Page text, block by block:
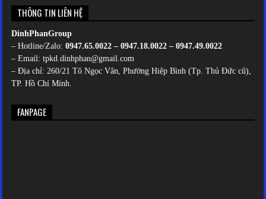
THÔNG TIN LIÊN HỆ
DinhPhanGroup
– Hotline/Zalo:0947.65.0022 – 0947.18.0022 – 0947.49.0022
– Email: tpkd.dinhphan@gmail.com
– Địa chỉ: 260/21 Tô Ngọc Vân, Phường Hiệp Bình (Tp. Thủ Đức cũ),
TP. Hồ Chí Minh.
FANPAGE